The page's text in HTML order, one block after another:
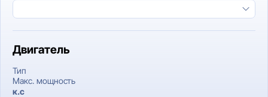
Двигатель
Тип
Макс. мощность
к.c